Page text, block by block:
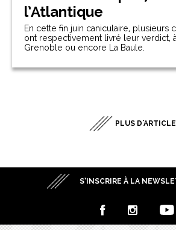
l’Atlantique
En cette fin juin caniculaire, plusieurs
ont respectivement livré leur verdict,
Grenoble ou encore La Baule.
PLUS
S’INSCRIRE À LA